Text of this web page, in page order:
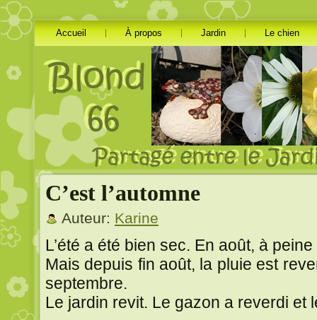
Accueil À propos Jardin Le chien
C’est l’automne
Auteur: Karine
L’été a été bien sec. En août, à
Mais depuis fin août, la pluie est
septembre.
Le jardin revit. Le gazon a reverdi et